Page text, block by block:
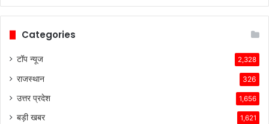
Categories
टॉप न्यूज 2,328
राजस्थान 326
उत्तर प्रदेश 1,656
बड़ी खबर 1,621